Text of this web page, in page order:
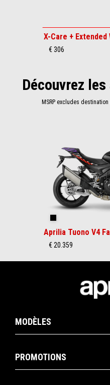
X-Care +
€ 306
Découvrez
MSRP excludes
Aprilia Tuono V4
€ 20.359
MODÈLES
PROMOTIONS